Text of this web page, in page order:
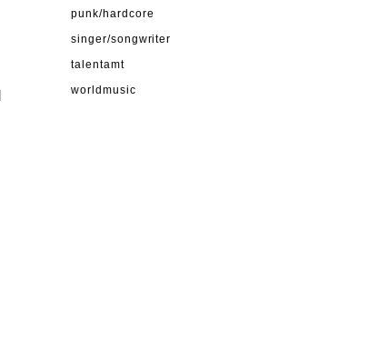
punk/hardcore
singer/songwriter
talentamt
worldmusic